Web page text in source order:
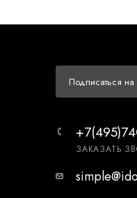
Подписаться
ЗАКАЗАТЬ